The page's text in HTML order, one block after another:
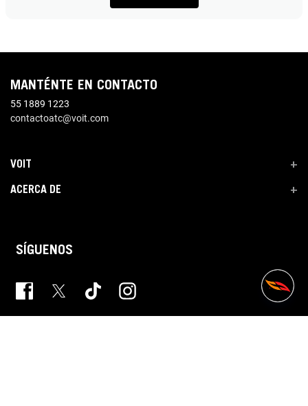
MANTÉNTE EN CONTACTO
55 1889 1223
contactoatc@voit.com
VOIT +
ACERCA DE +
SÍGUENOS